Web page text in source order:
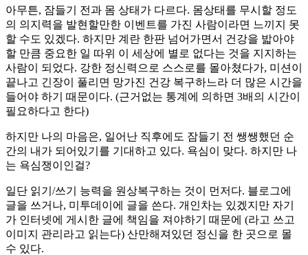
아무튼, 잠들기 전과 몸 상태가 다르다. 몸상태를 무시할 정도
의 의지력을 발현할만한 이벤트를 가진 사람이라면 느끼지 못
할 수도 있겠다. 하지만 계란 한판 넘어가면서 건강을 밟아야
할 만큼 중요한 일 따위 이 세상에 별로 없다는 것을 지지하는
사람이 되었다. 강한 정신력으로 스스로를 몰아쳤다가, 미션이
끝나고 긴장이 풀리면 망가진 건강 복구하느라 더 많은 시간을
들어야 하기 때문이다. (근거없는 통계에 의하면 3배의 시간이
필요하다고 한다)
하지만 나의 마음은, 일어난 직후에도 잠들기 전 쌩쌩했던 순
간의 내가 되어있기를 기대하고 있다. 욕심이 맞다. 하지만 나
는 욕심쟁이인걸?
일단 읽기/쓰기 능력을 원상복구하는 것이 먼저다. 블로그에
글을 쓰거나, 미투데이에 글을 쓴다. 개인차는 있겠지만 자기
가 인터넷에 게시한 글에 책임을 져야하기 때문에 (라고 쓰고
이미지 관리라고 읽는다) 산만해져있던 정신을 한 곳으로 몰
수 있다.